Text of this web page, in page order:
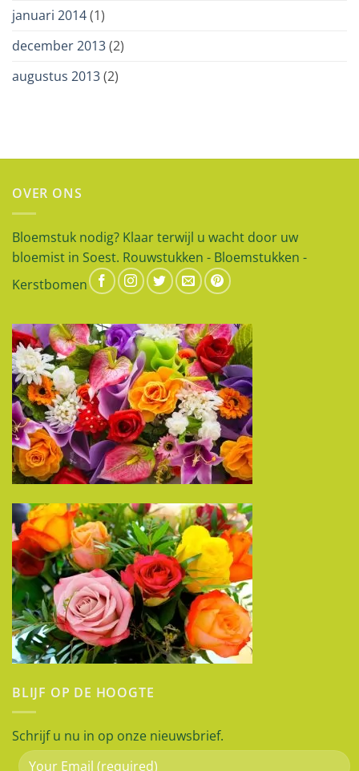
januari 2014(1)
december 2013(2)
augustus 2013(2)
OVER ONS
Bloemstuk nodig? Klaar terwijl u wacht door uw
bloemist in Soest. Rouwstukken - Bloemstukken -
Kerstbomen
BLIJF OP DE HOOGTE
Schrijf u nu in op onze nieuwsbrief.